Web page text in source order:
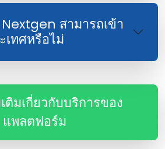
สามารถเข้า
เทศหรือไม่
ติมเกี่ยวกับบริการของ
แพลตฟอร์ม